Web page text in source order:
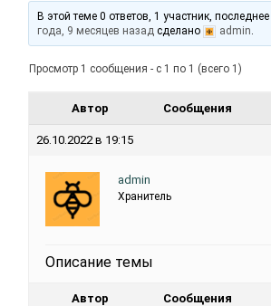
В этой теме 0 ответов, 1 участник,
года, 9 месяцев назадсделано admin.
Просмотр 1 сообщения - с 1 по 1 (всего 1)
Автор Сообщения
26.10.2022 в 19:15
admin
Хранитель
Описание темы
Автор Сообщения